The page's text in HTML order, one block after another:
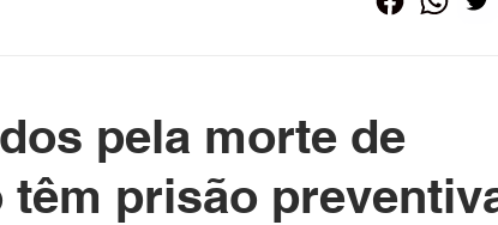
Home Governo do Acre Prefeituras do Acre
pela morte de
prisão